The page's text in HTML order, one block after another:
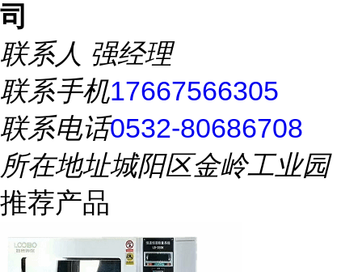
司
联系人 强经理
联系手机17667566305
联系电话0532-80686708
所在地址城阳区金岭工业园
推荐产品